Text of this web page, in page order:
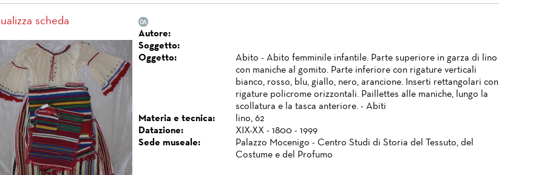
scheda
Autore:
Soggetto:
Oggetto:
Abito - Abito femminile infantile. Parte superiore in garza di lino
con maniche al gomito. Parte inferiore con rigature verticali
bianco, rosso, blu, giallo, nero, arancione. Inserti rettangolari con
rigature policrome orizzontali. Paillettes alle maniche, lungo la
scollatura e la tasca anteriore. - Abiti
Materia e tecnica:
lino, 62
Datazione:
XIX-XX - 1800 - 1999
Sede museale:
Palazzo Mocenigo - Centro Studi di Storia del Tessuto, del
Costume e del Profumo